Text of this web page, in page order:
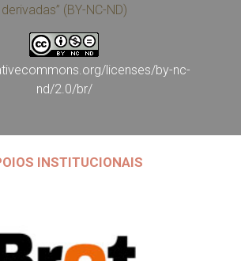
derivadas” (BY-NC-ND)
licenses/by-nc-
nd/2.0/br/
INSTITUCIONAIS